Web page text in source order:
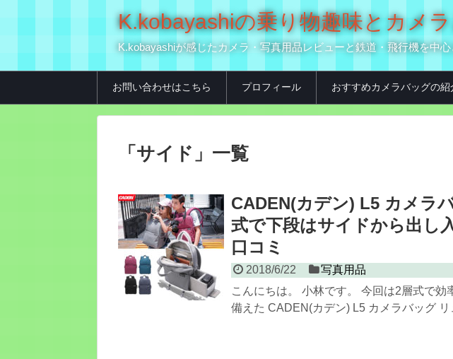
K.kobayashiの乗り物趣味とカメ
K.kobayashiが感じたカメラ・写真用品レビューと鉄道・飛行機を中
お問い合わせはこちら プロフィール おすすめカメラバッグの紹
「 サイド 」 一覧
CADEN(カデン) L5 カメラ
式で下段はサイドから出し
口コミ
2018/6/22
写真用品
こんにちは。 小林です。 今回は2層式で効
備えた CADEN(カデン) L5 カメラバッグ リ